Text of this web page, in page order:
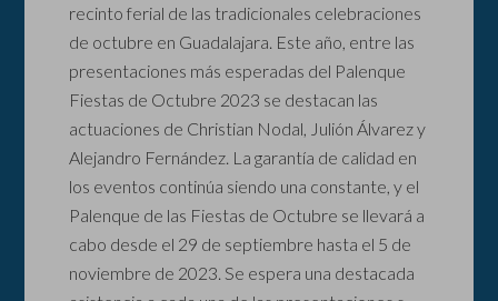
recinto ferial de las tradicionales celebraciones
de octubre en Guadalajara. Este año, entre las
presentaciones más esperadas del Palenque
Fiestas de Octubre 2023 se destacan las
actuaciones de Christian Nodal, Julión Álvarez y
Alejandro Fernández. La garantía de calidad en
los eventos continúa siendo una constante, y el
Palenque de las Fiestas de Octubre se llevará a
cabo desde el 29 de septiembre hasta el 5 de
noviembre de 2023. Se espera una destacada